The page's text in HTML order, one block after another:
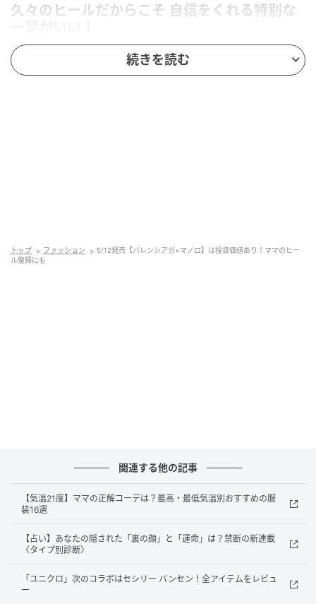
久々のヒールだからこそ 自信をくれる特別な
続きを読む
トップ ファッション
5/12発売【バレンシアガ×マノロ】は投資価値あり！ママのヒー
ル復帰にも
関連する他の記事
【気温21度】ママの正解コーデは？最高・最低気温別おすすめの服
装16選
【占い】あなたの隠された「裏の顔」と「運命」は？禁断の新連載
〈タイプ別診断〉
「ユニクロ」次のコラボはセシリー バンセン！全アイテムをレビュ
ー